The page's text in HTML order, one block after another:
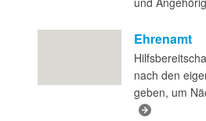
Ehrenamt
nach den
geben, um